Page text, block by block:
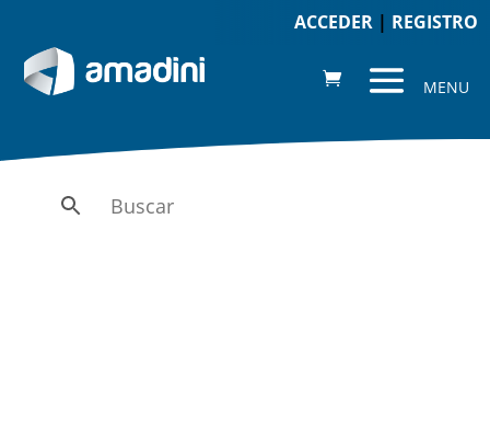
ACCEDER| REGISTRO